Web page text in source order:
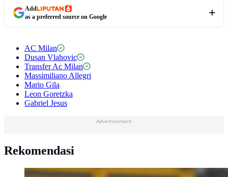
Add
as a preferred source on Google
AC Milan
Dusan Vlahovic
Transfer Ac Milan
Massimiliano Allegri
Mario Gila
Leon Goretzka
Gabriel Jesus
Advertisement
Rekomendasi